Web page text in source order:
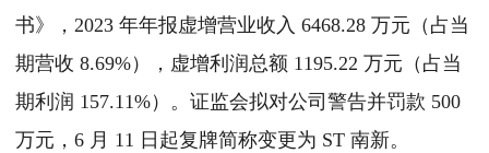
书》，2023 年年报虚增营业收入 6468.28 万元（占当
期营收 8.69%），虚增利润总额 1195.22 万元（占当
期利润 157.11%）。证监会拟对公司警告并罚款 500
万元，6 月 11 日起复牌简称变更为 ST 南新。